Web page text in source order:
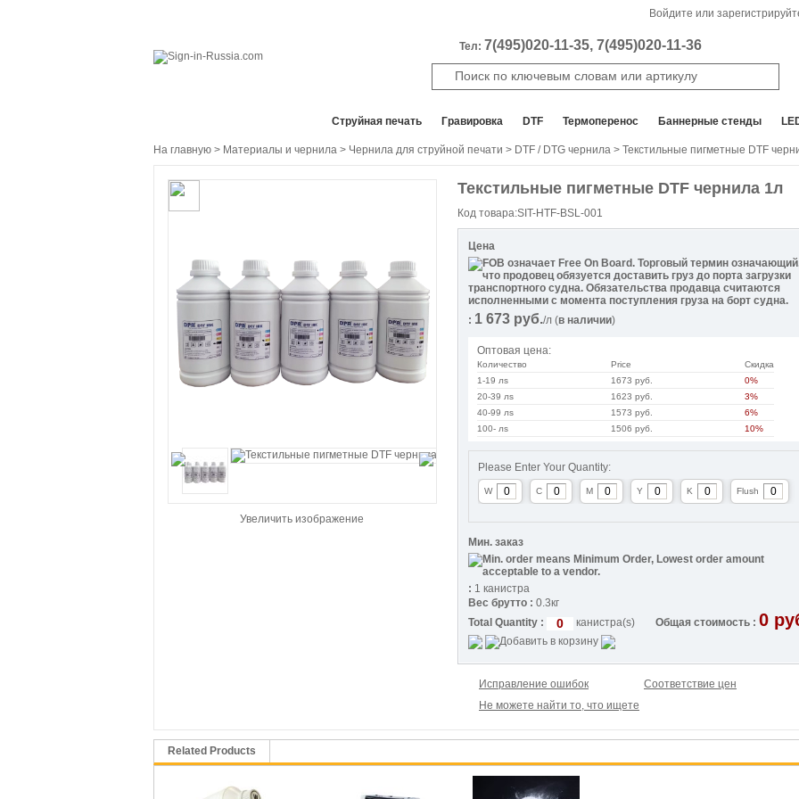
Войдите или
Тел: 7(495)020-11-35, 7(495)020-11-36
Cтруйная печать Гравировка DTF Термоперенос Баннерные стенды
На главную > Материалы и чернила > Чернила для струйной печати > DTF / DTG чернила > Текстильные пигметные DTF
Увеличить изображение
Текстильные пигметные DTF чернила 1л
Код товара:SIT-HTF-BSL-001
Цена
: 1 673 руб./л (в наличии)
Оптовая цена:
Количество Скидка
Price
1-19 лs
0%
1673 руб.
20-39 лs
3%
1623 руб.
40-99 лs
6%
1573 руб.
100- лs
10%
1506 руб.
Please Enter Your Quantity:
W C M Y K Flush
Мин. заказ
: 1 канистра
Вес брутто : 0.3кг
Total Quantity :
канистра(s) Общая стоимость : 0
Исправление ошибок
Соответствие цен
Не можете найти то, что ищете
Related Products